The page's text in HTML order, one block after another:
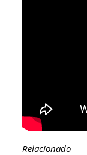
Relacionado